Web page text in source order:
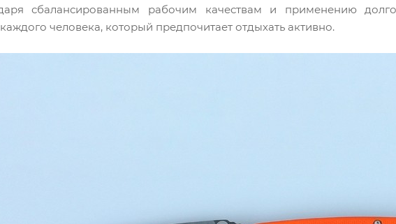
сбалансированным рабочим качествам и применению
человека, который предпочитает отдыхать активно.